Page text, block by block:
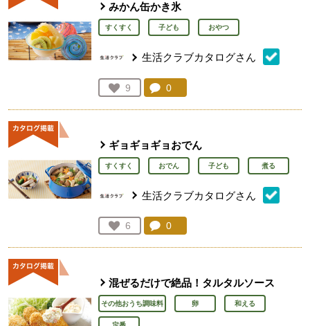
みかん缶かき氷
すくすく 子ども おやつ
生活クラブカタログさん
お気に入り登録：
9
人が登録
コメント：
0
ギョギョギョおでん
すくすく おでん 子ども 煮る
生活クラブカタログさん
お気に入り登録：
6
人が登録
コメント：
0
混ぜるだけで絶品！タルタルソース
その他おうち調味料 卵 和える